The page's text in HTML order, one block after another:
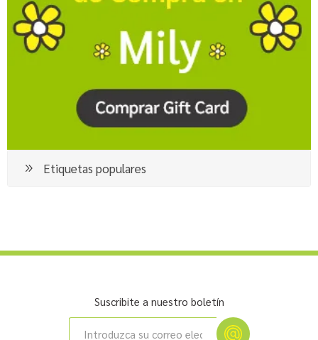
Etiquetas populares
Suscribite a nuestro boletín